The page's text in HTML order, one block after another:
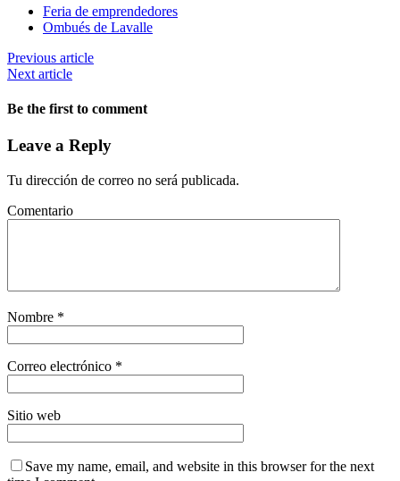
Feria de emprendedores
Ombués de Lavalle
Previous article
Next article
Be the first to comment
Leave a Reply
Tu dirección de correo no será publicada.
Comentario
Nombre *
Correo electrónico *
Sitio web
Save my name, email, and website in this browser for the next